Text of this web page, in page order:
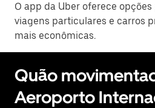
O app da Uber oferece
viagens particulares e carros
mais econômicas.
Quão
Aeroporto